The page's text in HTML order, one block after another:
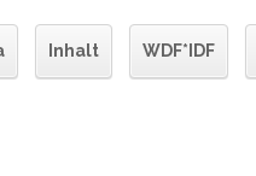
Inhalt WDF*IDF